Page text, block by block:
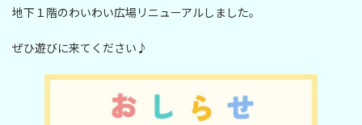
新
時
地下１階のわいわい広場リニューアルしました。
ぜひ遊びに来てください♪